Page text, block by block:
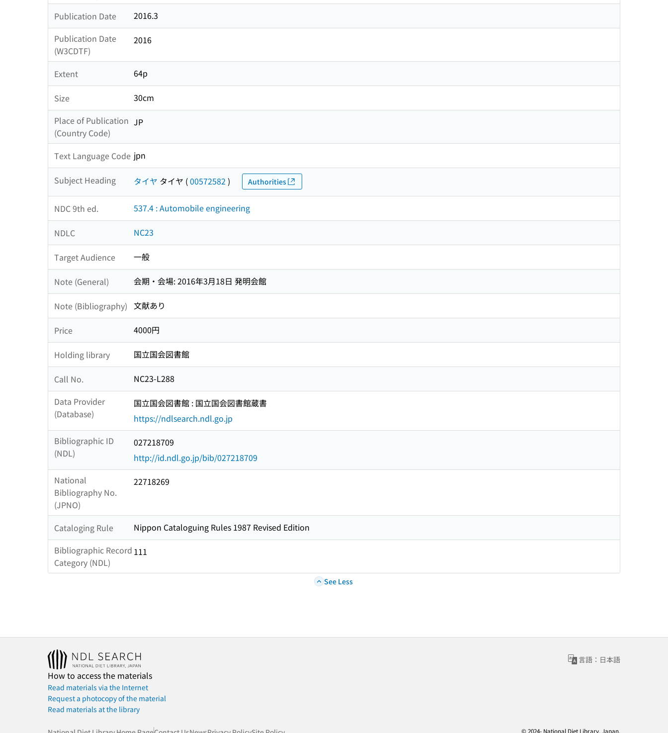
Publication Date
2016.3
Publication Date
(W3CDTF)
2016
Extent 64p
Size
30cm
Place of Publication
(Country Code)
JP
Text Language Code jpn
Subject Heading タイヤ タイヤ (00572582 ) Authorities
NDC 9th ed. 537.4 : Automobile engineering
NDLC NC23
Target Audience 一般
Note (General) 会期・会場: 2016年3月18日 発明会館
Note (Bibliography) 文献あり
Price 4000円
Holding library 国立国会図書館
Call No.
NC23-L288
Data Provider
(Database)
国立国会図書館 : 国立国会図書館蔵書
https://ndlsearch.ndl.go.jp
Bibliographic ID
(NDL)
027218709
http://id.ndl.go.jp/bib/027218709
National
Bibliography No.
(JPNO)
22718269
Cataloging Rule
Nippon Cataloguing Rules 1987 Revised Edition
Bibliographic Record
Category (NDL)
111
See Less
言語：日本語
How to access the materials
Read materials via the Internet
Request a photocopy of the material
Read materials at the library
© 2024- National Diet Library, Japan.